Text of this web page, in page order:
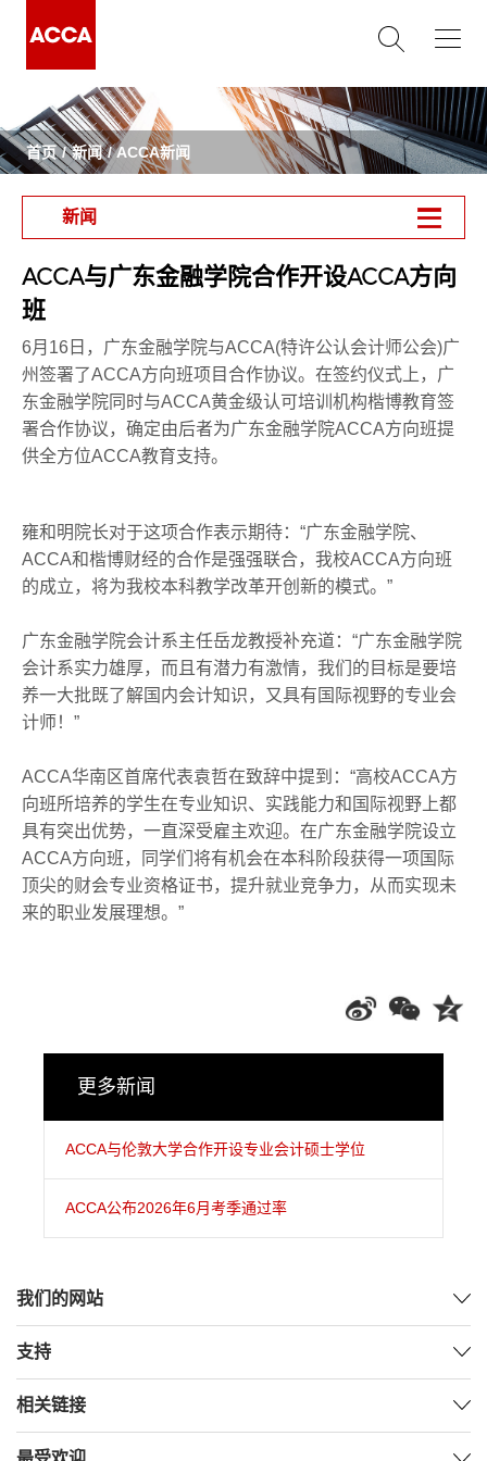
首页 新闻 ACCA新闻
新闻
ACCA与广东金融学院合作开设ACCA方向
班
6月16日，广东金融学院与ACCA(特许公认会计师公会)广
州签署了ACCA方向班项目合作协议。在签约仪式上，广
东金融学院同时与ACCA黄金级认可培训机构楷博教育签
署合作协议，确定由后者为广东金融学院ACCA方向班提
供全方位ACCA教育支持。
雍和明院长对于这项合作表示期待：“广东金融学院、
ACCA和楷博财经的合作是强强联合，我校ACCA方向班
的成立，将为我校本科教学改革开创新的模式。”
广东金融学院会计系主任岳龙教授补充道：“广东金融学院
会计系实力雄厚，而且有潜力有激情，我们的目标是要培
养一大批既了解国内会计知识，又具有国际视野的专业会
计师！”
ACCA华南区首席代表袁哲在致辞中提到：“高校ACCA方
向班所培养的学生在专业知识、实践能力和国际视野上都
具有突出优势，一直深受雇主欢迎。在广东金融学院设立
ACCA方向班，同学们将有机会在本科阶段获得一项国际
顶尖的财会专业资格证书，提升就业竞争力，从而实现未
来的职业发展理想。”
更多新闻
ACCA与伦敦大学合作开设专业会计硕士学位
ACCA公布2026年6月考季通过率
我们的网站
支持
相关链接